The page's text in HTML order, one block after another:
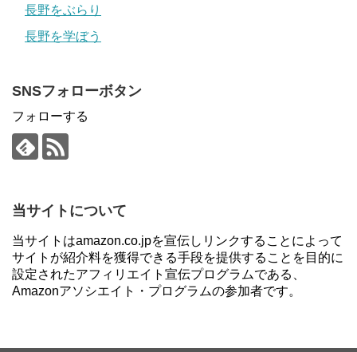
長野をぶらり
長野を学ぼう
SNSフォローボタン
フォローする
当サイトについて
当サイトはamazon.co.jpを宣伝しリンクすることによって
サイトが紹介料を獲得できる手段を提供することを目的に
設定されたアフィリエイト宣伝プログラムである、
Amazonアソシエイト・プログラムの参加者です。